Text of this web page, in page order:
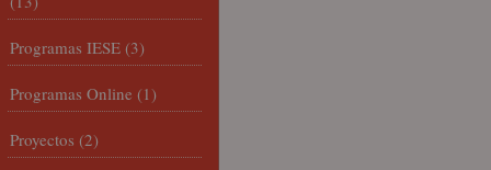
Programas IESE (3)
Programas Online (1)
Proyectos (2)